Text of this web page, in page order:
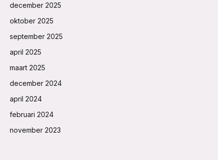
december 2025
oktober 2025
september 2025
april 2025
maart 2025
december 2024
april 2024
februari 2024
november 2023